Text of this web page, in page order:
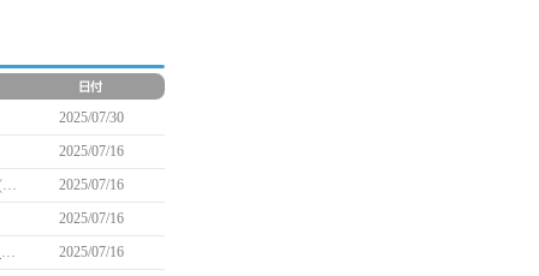
2025/07/30
2025/07/16
【追記】「ウェポンブレイカー？ウェポンマスター！」イベント実施のお知らせ(9/17 13:20 追記)
2025/07/16
2025/07/16
【追記】「プレシーズンイベント ～真夏の輝かしい跳躍～」イベント実施のお知らせ(8/27 13:45 追記)
2025/07/16